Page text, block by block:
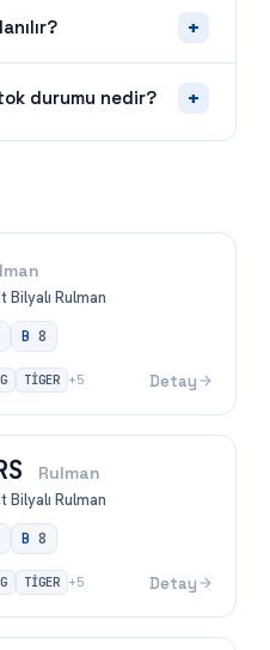
+
durumu nedir? +
Bilyalı Rulman
B 8
TİGER +5 Detay
Rulman
Bilyalı Rulman
B 8
TİGER +5 Detay